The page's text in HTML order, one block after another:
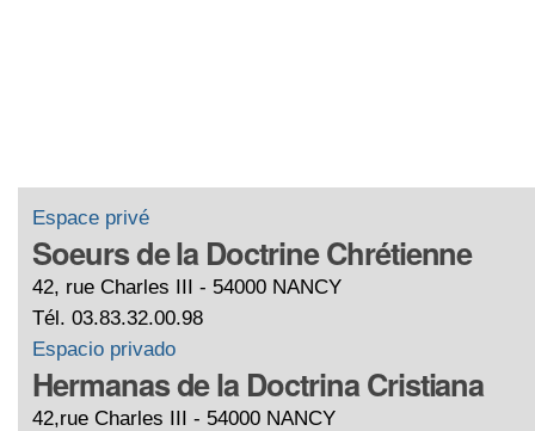
Espace privé
Soeurs de la Doctrine Chrétienne
42, rue Charles III - 54000 NANCY
Tél. 03.83.32.00.98
Espacio privado
Hermanas de la Doctrina Cristiana
42,rue Charles III - 54000 NANCY